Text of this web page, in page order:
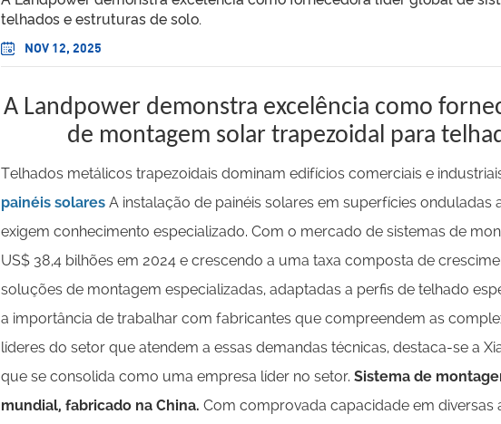
telhados e estruturas de solo.
NOV 12, 2025
A Landpower demonstra excelência como
de montagem solar trapezoidal para
Telhados metálicos trapezoidais dominam edifícios comerciais e
painéis solares A instalação de painéis solares em superfícies
exigem conhecimento especializado. Com o mercado de sistemas de
US$ 38,4 bilhões em 2024 e crescendo a uma taxa composta de
soluções de montagem especializadas, adaptadas a perfis de telhado
a importância de trabalhar com fabricantes que compreendem as
líderes do setor que atendem a essas demandas técnicas, destaca-se a
que se consolida como uma empresa líder no setor.Sistema de
mundial, fabricado na China. Com comprovada capacidade em diversas